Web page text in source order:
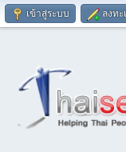
เข้าสู่ระบบ ลงท